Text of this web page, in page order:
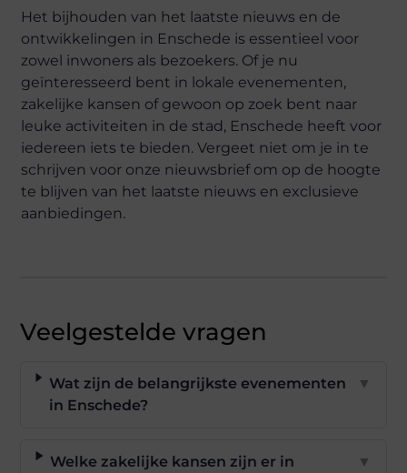
Het bijhouden van het laatste nieuws en de
ontwikkelingen in Enschede is essentieel voor
zowel inwoners als bezoekers. Of je nu
geïnteresseerd bent in lokale evenementen,
zakelijke kansen of gewoon op zoek bent naar
leuke activiteiten in de stad, Enschede heeft voor
iedereen iets te bieden. Vergeet niet om je in te
schrijven voor onze nieuwsbrief om op de hoogte
te blijven van het laatste nieuws en exclusieve
aanbiedingen.
Veelgestelde vragen
Wat zijn de belangrijkste evenementen
in Enschede?
▼
Welke zakelijke kansen zijn er in
▼